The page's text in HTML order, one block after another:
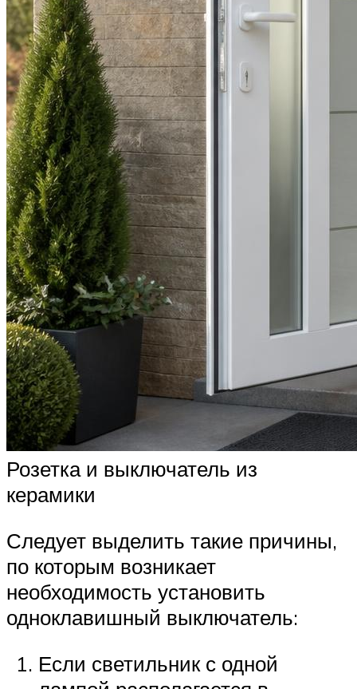
Розетка и выключатель из
керамики
Следует выделить такие причины,
по которым возникает
необходимость установить
одноклавишный выключатель:
Если светильник с одной